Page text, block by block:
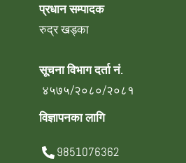
प्रधान सम्पादक
रुद्र खड्का
सूचना विभाग दर्ता नं.
४५७५/२०८०/२०८१
विज्ञापनका लागि
9851076362